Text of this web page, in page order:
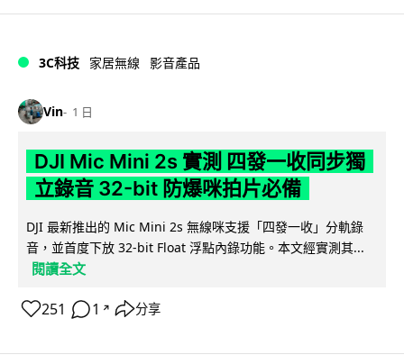
3C科技 家居無線 影音產品
Vin 1 日
DJI Mic Mini 2s 實測 四發一收同步獨
立錄音 32-bit 防爆咪拍片必備
DJI 最新推出的 Mic Mini 2s 無線咪支援「四發一收」分軌錄
音，並首度下放 32-bit Float 浮點內錄功能。本文經實測其...
閱讀全文
251 1 ↗ 分享